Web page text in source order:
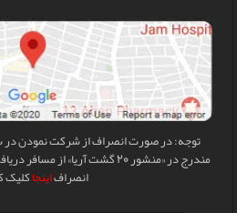
توجه: در صورت انصراف از شرکت نمودن در
مندرج در «منشور 20 گشت آریا»
انصرافاینجاکلیک